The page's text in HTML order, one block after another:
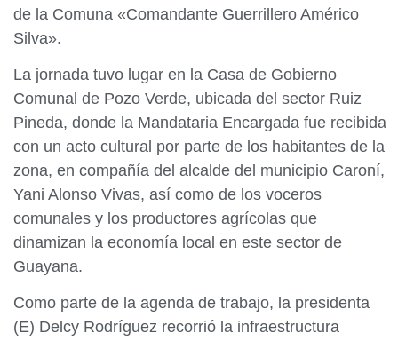
de la Comuna «Comandante Guerrillero Américo
Silva».
La jornada tuvo lugar en la Casa de Gobierno
Comunal de Pozo Verde, ubicada del sector Ruiz
Pineda, donde la Mandataria Encargada fue recibida
con un acto cultural por parte de los habitantes de la
zona, en compañía del alcalde del municipio Caroní,
Yani Alonso Vivas, así como de los voceros
comunales y los productores agrícolas que
dinamizan la economía local en este sector de
Guayana.
Como parte de la agenda de trabajo, la presidenta
(E) Delcy Rodríguez recorrió la infraestructura